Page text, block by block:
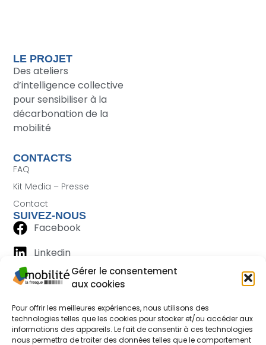
Gérer le consentement
aux cookies
Pour offrir les meilleures expériences, nous utilisons des
technologies telles que les cookies pour stocker et/ou accéder aux
informations des appareils. Le fait de consentir à ces technologies
nous permettra de traiter des données telles que le comportement
LE PROJET
Des ateliers
d’intelligence collective
pour sensibiliser à la
décarbonation de la
mobilité
CONTACTS
FAQ
Kit Media – Presse
Contact
SUIVEZ-NOUS
Facebook
Linkedin